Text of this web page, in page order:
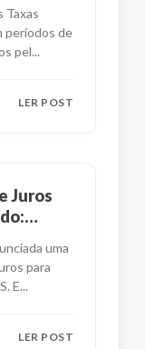
Taxas
períodos de
pel...
LER POST
Juros
uma
para
E...
LER POST